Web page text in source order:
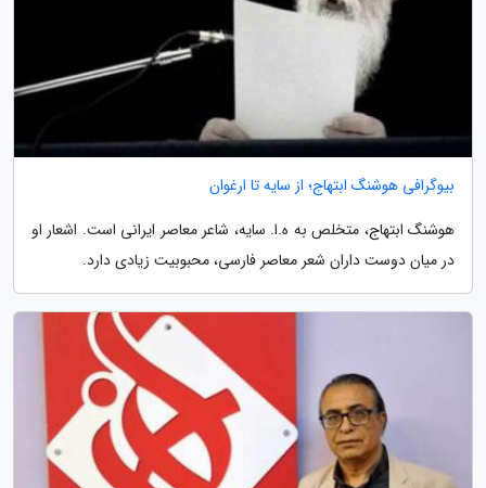
بیوگرافی هوشنگ ابتهاج؛ از سایه تا ارغوان
هوشنگ ابتهاج، متخلص به ه.ا. سایه، شاعر معاصر ایرانی است. اشعار او
در میان دوست داران شعر معاصر فارسی، محبوبیت زیادی دارد.